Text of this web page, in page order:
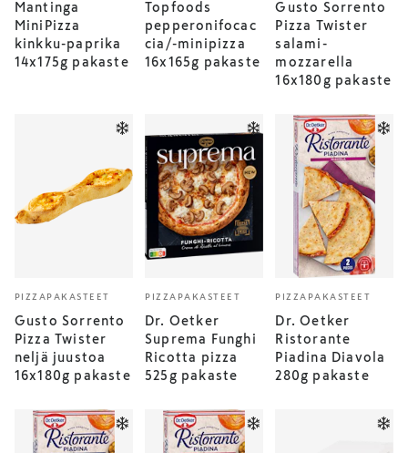
Mantinga
MiniPizza
kinkku-paprika
14x175g pakaste
Topfoods
pepperonifocac
cia/-minipizza
16x165g pakaste
Gusto Sorrento
Pizza Twister
salami-
mozzarella
16x180g pakaste
PIZZAPAKASTEET
Gusto Sorrento
Pizza Twister
neljä juustoa
16x180g pakaste
PIZZAPAKASTEET
Dr. Oetker
Suprema Funghi
Ricotta pizza
525g pakaste
PIZZAPAKASTEET
Dr. Oetker
Ristorante
Piadina Diavola
280g pakaste